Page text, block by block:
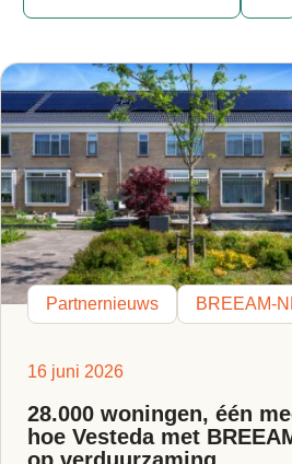
Partnernieuws BREEAM-
16 juni 2026
28.000 woningen, één
hoe Vesteda met